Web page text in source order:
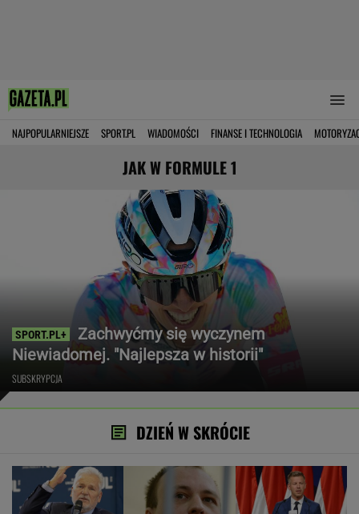
NAJPOPULARNIEJSZE SPORT.PL WIADOMOŚCI FINANSE I TECHNOLOGIA
JAK W FORMULE 1
Zachwyćmy się wyczynem
Niewiadomej. "Najlepsza w historii"
SUBSKRYPCJA
DZIEŃ W SKRÓCIE